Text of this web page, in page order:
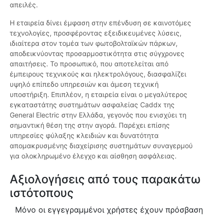
απειλές.
Η εταιρεία δίνει έμφαση στην επένδυση σε καινοτόμες
τεχνολογίες, προσφέροντας εξειδικευμένες λύσεις,
ιδιαίτερα στον τομέα των φωτοβολταϊκών πάρκων,
αποδεικνύοντας προσαρμοστικότητα στις σύγχρονες
απαιτήσεις. Το προσωπικό, που αποτελείται από
έμπειρους τεχνικούς και ηλεκτρολόγους, διασφαλίζει
υψηλό επίπεδο υπηρεσιών και άμεση τεχνική
υποστήριξη. Επιπλέον, η εταιρεία είναι ο μεγαλύτερος
εγκαταστάτης συστημάτων ασφαλείας Caddx της
General Electric στην Ελλάδα, γεγονός που ενισχύει τη
σημαντική θέση της στην αγορά. Παρέχει επίσης
υπηρεσίες φύλαξης κλειδιών και δυνατότητα
απομακρυσμένης διαχείρισης συστημάτων συναγερμού
για ολοκληρωμένο έλεγχο και αίσθηση ασφάλειας.
Αξιολογήσεις από τους παρακάτω
ιστότοπους
Μόνο οι εγγεγραμμένοι χρήστες έχουν πρόσβαση